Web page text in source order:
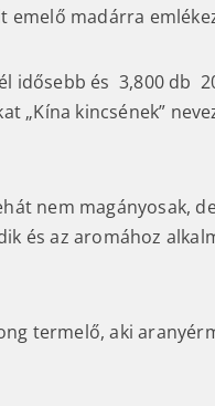
emelő madárra
idősebb és 3,800 db
„Kína kincsének”
nem magányosak,
és az aromához
termelő, aki